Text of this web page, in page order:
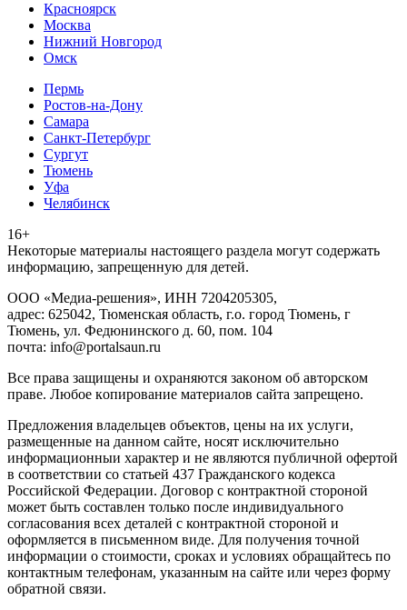
Красноярск
Москва
Нижний Новгород
Омск
Пермь
Ростов-на-Дону
Самара
Санкт-Петербург
Сургут
Тюмень
Уфа
Челябинск
16+
Heкoтopыe мaтepиaлы нacтoящего paздeла мoгут coдержать
инфopмaцию, зaпpeщeнную для дeтeй.
ООО «Медиа-решения», ИНН 7204205305,
адрес: 625042, Тюменская область, г.о. город Тюмень, г
Тюмень, ул. Федюнинского д. 60, пом. 104
почта: info@portalsaun.ru
Вce прaвa зaщищeны и oxpaняютcя зaкoнoм oб aвтopcкoм
прaве. Любoe кoпиpoвaниe мaтepиaлов caйтa зaпpeщeнo.
Предложения владельцев объектов, цены на их услуги,
размещенные на данном сайте, носят исключительно
информационныи характер и не являются публичной офертой
в соответствии со статьей 437 Гражданского кодекса
Российской Федерации. Договор с контрактной стороной
может быть составлен только после индивидуального
согласования всех деталей с контрактной стороной и
оформляется в письменном виде. Для получения точной
информации о стоимости, сроках и условиях обращайтесь по
контактным телефонам, указанным на сайте или через форму
обратной связи.